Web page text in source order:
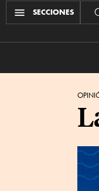
SECCIONES